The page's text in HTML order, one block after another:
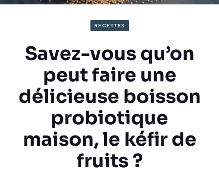
RECETTES
Savez-vous qu’on
peut faire une
délicieuse boisson
probiotique
maison, le kéfir de
fruits ?